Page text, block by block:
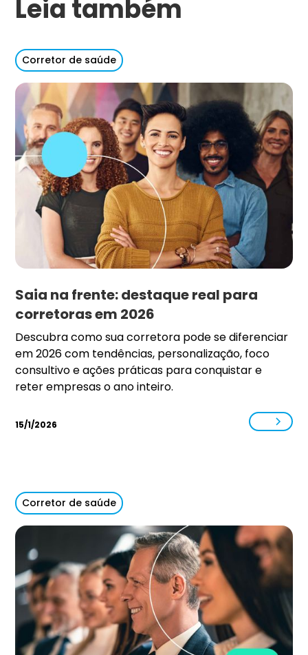
Leia também
Corretor de saúde
Saia na frente: destaque real para
corretoras em 2026
Descubra como sua corretora pode se diferenciar
em 2026 com tendências, personalização, foco
consultivo e ações práticas para conquistar e
reter empresas o ano inteiro.
15/1/2026
Corretor de saúde